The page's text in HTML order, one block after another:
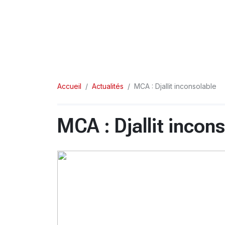
Accueil Actualités MCA : Djallit inconsolable
MCA : Djallit